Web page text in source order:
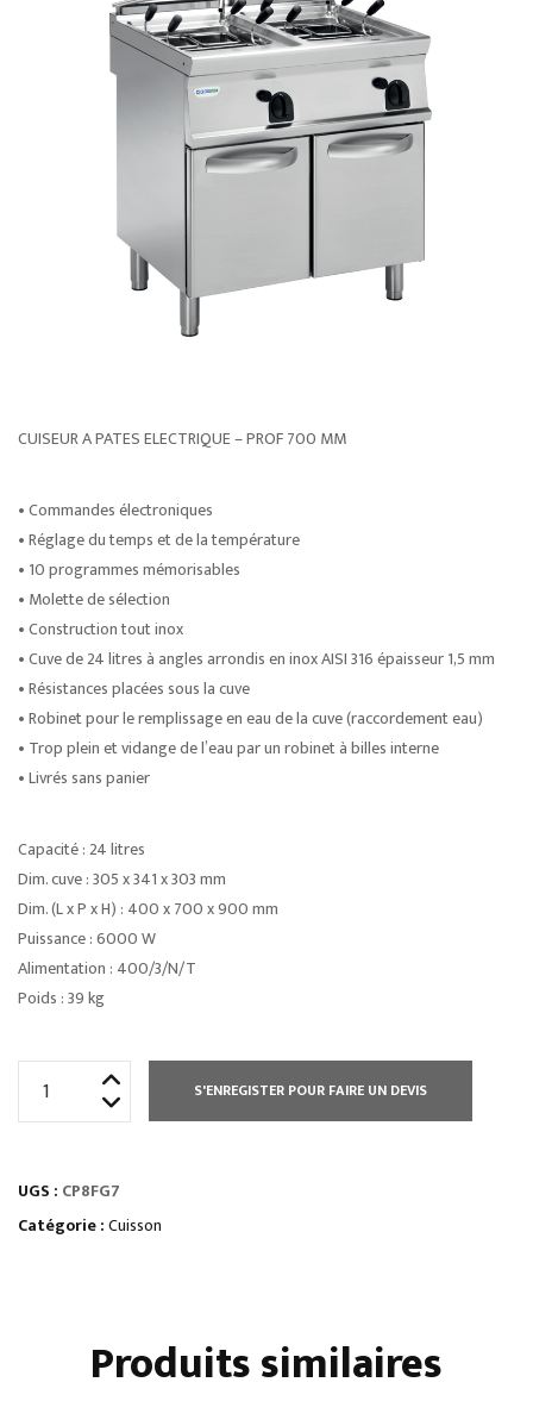
CUISEUR A PATES ELECTRIQUE – PROF 700 MM
• Commandes électroniques
• Réglage du temps et de la température
• 10 programmes mémorisables
• Molette de sélection
• Construction tout inox
• Cuve de 24 litres à angles arrondis en inox AISI 316 épaisseur 1,5 mm
• Résistances placées sous la cuve
• Robinet pour le remplissage en eau de la cuve (raccordement eau)
• Trop plein et vidange de l’eau par un robinet à billes interne
• Livrés sans panier
Capacité : 24 litres
Dim. cuve : 305 x 341 x 303 mm
Dim. (L x P x H) : 400 x 700 x 900 mm
Puissance : 6000 W
Alimentation : 400/3/N/T
Poids : 39 kg
PÂTES
GAZ
COMMANDES
S'ENREGISTER POUR FAIRE UN DEVIS
UGS : CP8FG7
Catégorie :Cuisson
Produits similaires